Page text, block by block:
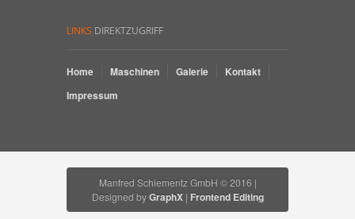
LINKS DIREKTZUGRIFF
Home Maschinen Galerie
Kontakt
Impressum
Manfred Schiementz GmbH © 2016 |
Designed byGraphX| Frontend Editing